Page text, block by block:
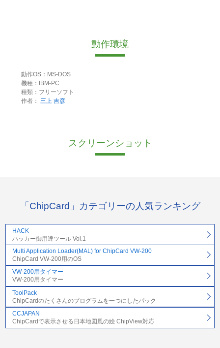
動作環境
動作OS：MS-DOS
機種：IBM-PC
種類：フリーソフト
作者： 三上 吉彦
スクリーンショット
「ChipCard」カテゴリーの人気ランキング
HACK
ハッカー御用達ツール Vol.1
Multi Application Loader(MAL) for ChipCard VW-200
ChipCard VW-200用のOS
VW-200用タイマー
VW-200用タイマー
ToolPack
ChipCardのたくさんのプログラムを一つにしたパック
CCJAPAN
ChipCardで表示させる日本地図風の絵 ChipView対応